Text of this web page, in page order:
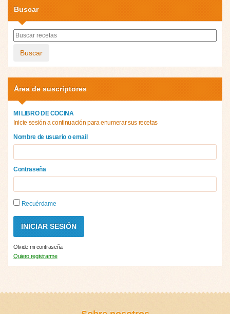
Buscar
Buscar
Área de suscriptores
MI LIBRO DE COCINA
Inicie sesión a continuación para enumerar sus recetas
Nombre de usuario o email
Contraseña
Recuérdame
Olvide mi contraseña
Quiero registrarme